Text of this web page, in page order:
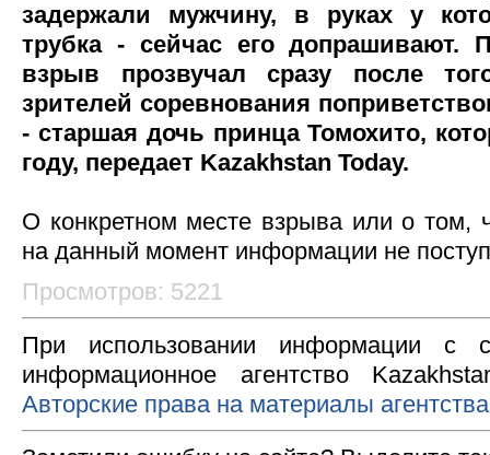
задержали мужчину, в руках у
трубка - сейчас его допрашивают.
взрыв прозвучал сразу после
зрителей соревнования
- старшая дочь принца Томохито,
году, передает Kazakhstan Today.
О конкретном месте взрыва или о том,
на данный момент информации не
Просмотров: 5221
При использовании информации с
информационное агентство
Авторские права на материалы